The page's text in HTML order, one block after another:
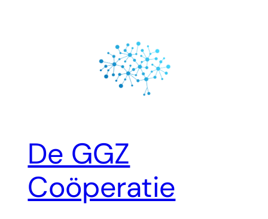
De GGZ
Coöperatie